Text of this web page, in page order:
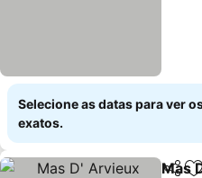
Selecione as datas para ver
exatos.
Mas